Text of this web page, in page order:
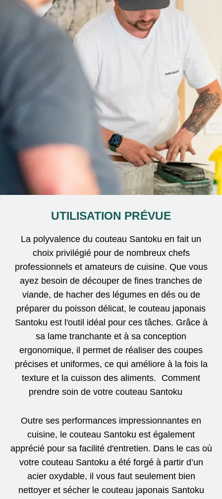
UTILISATION PRÉVUE
La polyvalence du couteau Santoku en fait un
choix privilégié pour de nombreux chefs
professionnels et amateurs de cuisine. Que vous
ayez besoin de découper de fines tranches de
viande, de hacher des légumes en dés ou de
préparer du poisson délicat, le couteau japonais
Santoku est l'outil idéal pour ces tâches. Grâce à
sa lame tranchante et à sa conception
ergonomique, il permet de réaliser des coupes
précises et uniformes, ce qui améliore à la fois la
texture et la cuisson des aliments. Comment
prendre soin de votre couteau Santoku
Outre ses performances impressionnantes en
cuisine, le couteau Santoku est également
apprécié pour sa facilité d'entretien. Dans le cas où
votre couteau Santoku a été forgé à partir d’un
acier oxydable, il vous faut seulement bien
nettoyer et sécher le couteau japonais Santoku